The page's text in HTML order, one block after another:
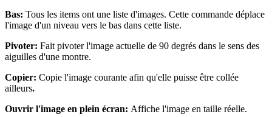
Bas: Tous les items ont une liste d'images. Cette commande déplace
l'image d'un niveau vers le bas dans cette liste.
Pivoter: Fait pivoter l'image actuelle de 90 degrés dans le sens des
aiguilles d'une montre.
Copier: Copie l'image courante afin qu'elle puisse être collée
ailleurs.
Ouvrir l'image en plein écran: Affiche l'image en taille réelle.